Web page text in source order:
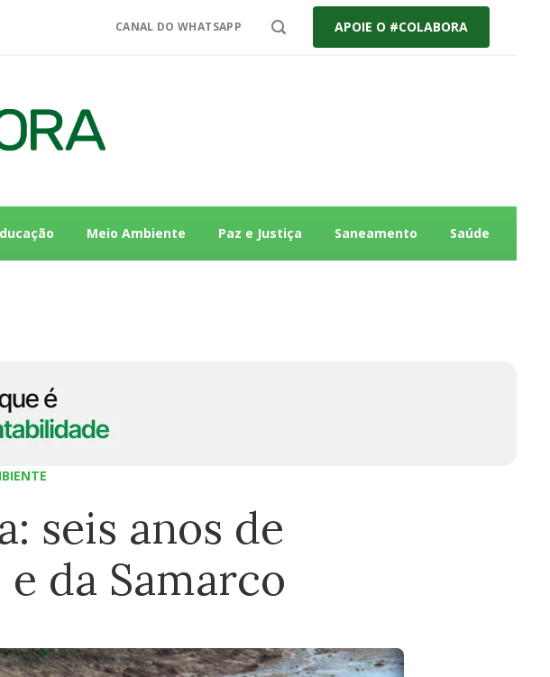
CANAL DO WHATSAPP APOIE O #COLABORA
Meio Ambiente Paz e Justiça Saneamento Saúde
seis anos de
da Samarco